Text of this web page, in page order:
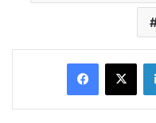
Facebook
X